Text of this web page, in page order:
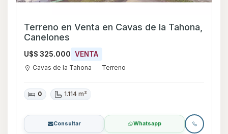
Terreno en Venta en Cavas de la Tahona,
Canelones
U$S 325.000 VENTA
Cavas de la Tahona Terreno
0 1.114 m²
Consultar Whatsapp